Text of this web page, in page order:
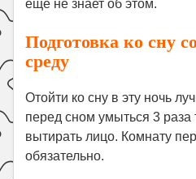
еще не знает об этом.
Подготовка ко сну
среду
Отойти ко сну в эту ночь
перед сном умыться 3 раза
вытирать лицо. Комнату
обязательно.